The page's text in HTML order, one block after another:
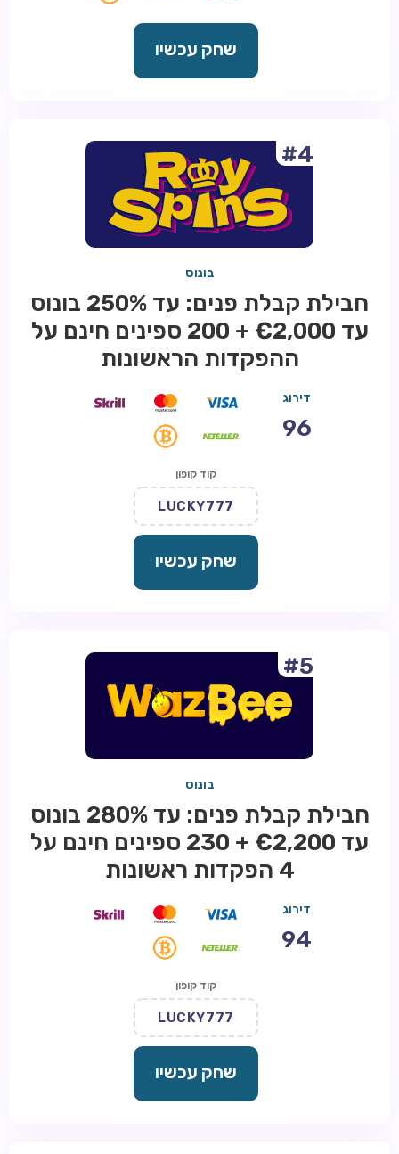
שחק עכשיו
#4
בונוס
חבילת קבלת פנים: עד 250% בונוס
עד €2,000 + 200 ספינים חינם על
ההפקדות הראשונות
דירוג
96
קוד קופון
LUCKY777
שחק עכשיו
#5
בונוס
חבילת קבלת פנים: עד 280% בונוס
עד €2,200 + 230 ספינים חינם על
4 הפקדות ראשונות
דירוג
94
קוד קופון
LUCKY777
שחק עכשיו